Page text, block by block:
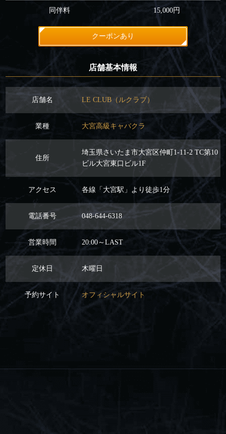
同伴料 15,000円
クーポンあり
店舗基本情報
店舗名 LE CLUB（ルクラブ）
業種 大宮高級キャバクラ
住所
埼玉県さいたま市大宮区仲町1-11-2 TC第10
ビル大宮東口ビル1F
アクセス 各線「大宮駅」より徒歩1分
電話番号 048-644-6318
営業時間 20:00～LAST
定休日 木曜日
予約サイト オフィシャルサイト